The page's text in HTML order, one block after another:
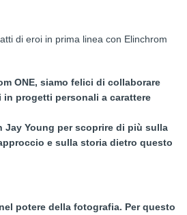
ONE, siamo felici di collaborare
progetti personali a carattere
Jay Young per scoprire di più sulla
e sulla storia dietro questo
potere della fotografia. Per questo